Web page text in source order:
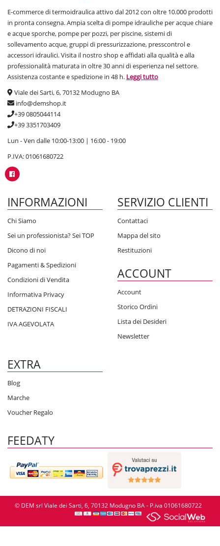
E-commerce di termoidraulica attivo dal 2012 con oltre 10.000 prodotti
in pronta consegna. Ampia scelta di pompe idrauliche per acque chiare
e acque sporche, pompe per pozzi, per piscine, sistemi di
sollevamento acque, gruppi di pressurizzazione, presscontrol e
accessori idraulici. Visita il nostro shop e affidati alla qualità e alla
professionalità maturata in oltre 30 anni di esperienza nel settore.
Assistenza costante e spedizione in 48 h. Leggi tutto
Viale dei Sarti, 6, 70132 Modugno BA
info@demshop.it
+39 0805044114
+39 3351703409
Lun - Ven dalle 10:00-13:00 | 16:00 - 19:00
P.IVA: 01061680722
INFORMAZIONI
Chi Siamo
Sei un professionista? Sei TOP
Dicono di noi
Pagamenti & Spedizioni
Condizioni di Vendita
Informativa Privacy
DETRAZIONI FISCALI
IVA AGEVOLATA
SERVIZIO CLIENTI
Contattaci
Mappa del sito
Restituzioni
ACCOUNT
Account
Storico Ordini
Lista dei Desideri
Newsletter
EXTRA
Blog
Marche
Voucher Regalo
FEEDATY
© DEM srl Viale dei Sarti, 6, 70132 Modugno BA - P.iva 01061680722